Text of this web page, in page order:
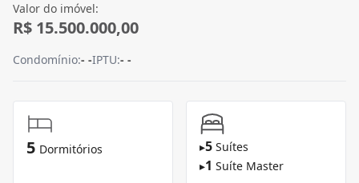
Valor do imóvel:
R$ 15.500.000,00
Condomínio:- -IPTU:- -
5 Dormitórios ▸5 Suítes
▸1 Suíte Master